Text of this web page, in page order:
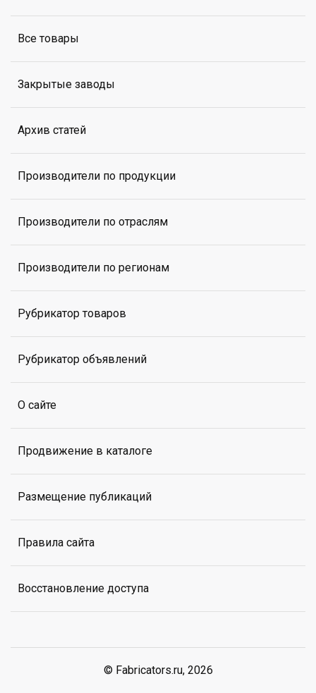
Все товары
Закрытые заводы
Архив статей
Производители по продукции
Производители по отраслям
Производители по регионам
Рубрикатор товаров
Рубрикатор объявлений
О сайте
Продвижение в каталоге
Размещение публикаций
Правила сайта
Восстановление доступа
© Fabricators.ru, 2026